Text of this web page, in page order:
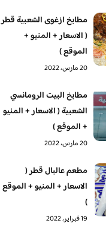
مطابخ ازغوى الشعبية قطر
( الاسعار + المنيو +
الموقع )
20 مارس، 2022
مطابخ البيت الرومانسي
الشعبية ( الاسعار + المنيو
+ الموقع )
20 مارس، 2022
مطعم عالبال قطر (
الاسعار + المنيو + الموقع
)
19 فبراير، 2022